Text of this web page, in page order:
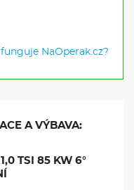
NaOperak.cz?
A VÝBAVA:
TSI 85 KW 6°